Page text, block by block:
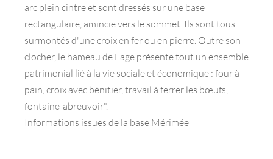
arc plein cintre et sont dressés sur une base
rectangulaire, amincie vers le sommet. Ils sont tous
surmontés d'une croix en fer ou en pierre. Outre son
clocher, le hameau de Fage présente tout un ensemble
patrimonial lié à la vie sociale et économique : four à
pain, croix avec bénitier, travail à ferrer les bœufs,
fontaine-abreuvoir".
Informations issues de la base Mérimée